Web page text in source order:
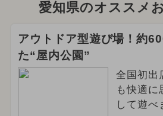
愛知県のオススメ
アウトドア型遊び場！約
た“屋内公園”
全国初出
も快適に
して遊べ